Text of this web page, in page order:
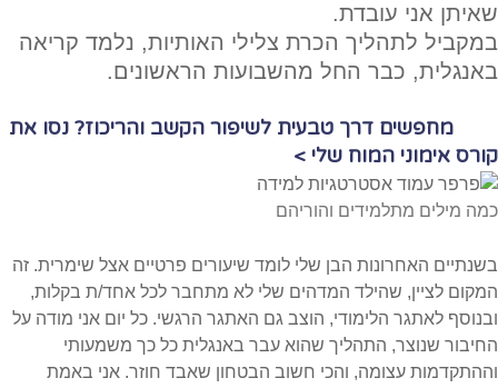
שאיתן אני עובדת.
במקביל לתהליך הכרת צלילי האותיות, נלמד קריאה
באנגלית, כבר החל מהשבועות הראשונים.
מחפשים דרך טבעית לשיפור הקשב והריכוז? נסו את
קורס אימוני המוח שלי >
כמה מילים מתלמידים והוריהם
בשנתיים האחרונות הבן שלי לומד שיעורים פרטיים אצל שימרית. זה
המקום לציין, שהילד המדהים שלי לא מתחבר לכל אחד/ת בקלות,
ובנוסף לאתגר הלימודי, הוצב גם האתגר הרגשי. כל יום אני מודה על
החיבור שנוצר, התהליך שהוא עבר באנגלית כל כך משמעותי
וההתקדמות עצומה, והכי חשוב הבטחון שאבד חוזר. אני באמת